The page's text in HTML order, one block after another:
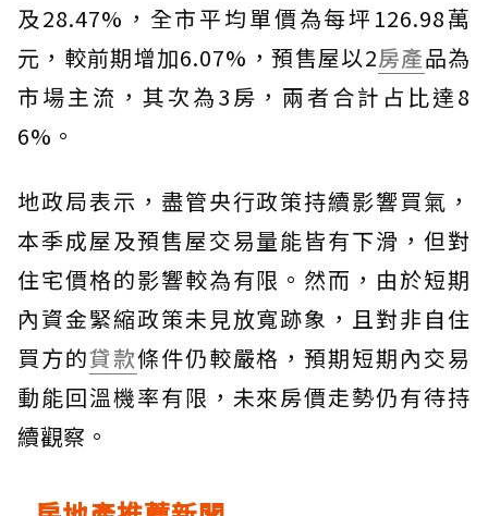
及28.47%，全市平均單價為每坪126.98萬
元，較前期增加6.07%，預售屋以2房產品為
市場主流，其次為3房，兩者合計占比達8
6%。
地政局表示，盡管央行政策持續影響買氣，
本季成屋及預售屋交易量能皆有下滑，但對
住宅價格的影響較為有限。然而，由於短期
內資金緊縮政策未見放寬跡象，且對非自住
買方的貸款條件仍較嚴格，預期短期內交易
動能回溫機率有限，未來房價走勢仍有待持
續觀察。